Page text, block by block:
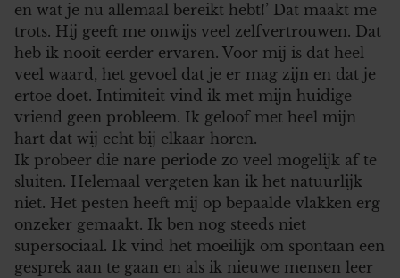
en wat je nu allemaal bereikt hebt!’ Dat maakt me
trots. Hij geeft me onwijs veel zelfvertrouwen. Dat
heb ik nooit eerder ervaren. Voor mij is dat heel
veel waard, het gevoel dat je er mag zijn en dat je
ertoe doet. Intimiteit vind ik met mijn huidige
vriend geen probleem. Ik geloof met heel mijn
hart dat wij echt bij elkaar horen.
Ik probeer die nare periode zo veel mogelijk af te
sluiten. Helemaal vergeten kan ik het natuurlijk
niet. Het pesten heeft mij op bepaalde vlakken erg
onzeker gemaakt. Ik ben nog steeds niet
supersociaal. Ik vind het moeilijk om spontaan een
gesprek aan te gaan en als ik nieuwe mensen leer